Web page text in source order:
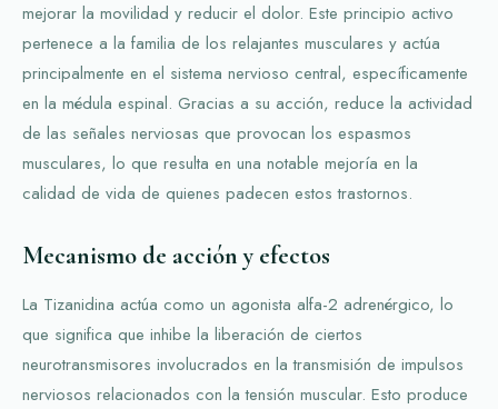
mejorar la movilidad y reducir el dolor. Este principio activo
pertenece a la familia de los relajantes musculares y actúa
principalmente en el sistema nervioso central, específicamente
en la médula espinal. Gracias a su acción, reduce la actividad
de las señales nerviosas que provocan los espasmos
musculares, lo que resulta en una notable mejoría en la
calidad de vida de quienes padecen estos trastornos.
Mecanismo de acción y efectos
La Tizanidina actúa como un agonista alfa-2 adrenérgico, lo
que significa que inhibe la liberación de ciertos
neurotransmisores involucrados en la transmisión de impulsos
nerviosos relacionados con la tensión muscular. Esto produce